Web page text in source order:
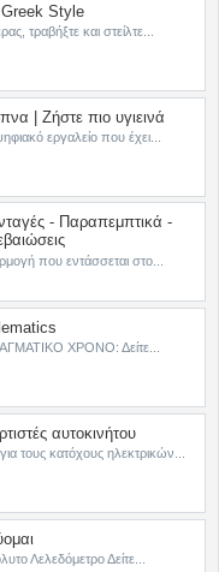
Greek Style
τραβήξτε και στείλτε...
| Ζήστε πιο υγιεινά
εργαλείο που έχει...
- Παραπεμπτικά -
που εντάσσεται στο...
ΧΡΟΝΟ: Δείτε...
αυτοκινήτου
τους κατόχους ηλεκτρικών...
Λελεδόμετρο Δείτε...